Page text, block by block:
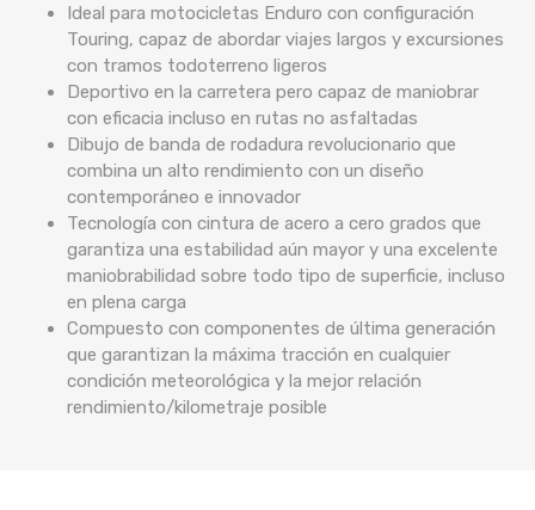
Ideal para motocicletas Enduro con configuración
Touring, capaz de abordar viajes largos y excursiones
con tramos todoterreno ligeros
Deportivo en la carretera pero capaz de maniobrar
con eficacia incluso en rutas no asfaltadas
Dibujo de banda de rodadura revolucionario que
combina un alto rendimiento con un diseño
contemporáneo e innovador
Tecnología con cintura de acero a cero grados que
garantiza una estabilidad aún mayor y una excelente
maniobrabilidad sobre todo tipo de superficie, incluso
en plena carga
Compuesto con componentes de última generación
que garantizan la máxima tracción en cualquier
condición meteorológica y la mejor relación
rendimiento/kilometraje posible